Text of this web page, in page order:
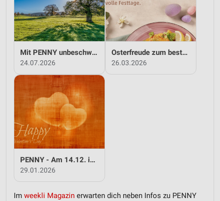
Mit PENNY unbeschwert in den Sommer!
24.07.2026
Osterfreude zum besten Preis - mit PENNY!
26.03.2026
PENNY - Am 14.12. ist Valentinstag
29.01.2026
Im weekli Magazin erwarten dich neben Infos zu PENNY